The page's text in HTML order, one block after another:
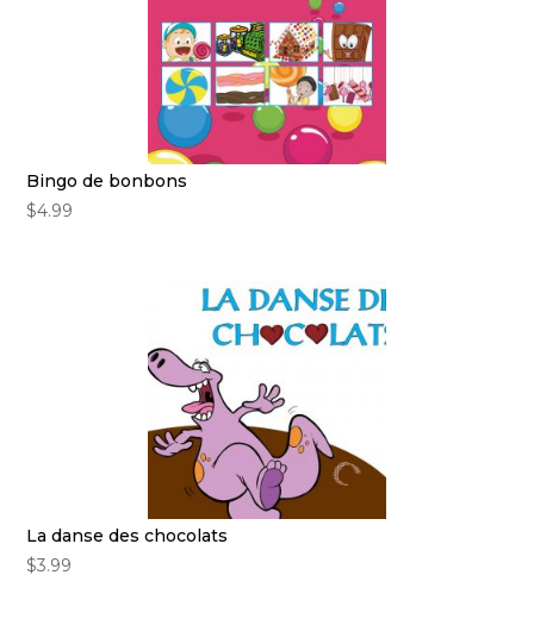
Bingo de bonbons
$4.99
La danse des chocolats
$3.99